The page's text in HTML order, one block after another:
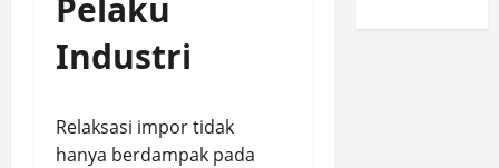
Pelaku
Industri
Relaksasi impor tidak
hanya berdampak pada